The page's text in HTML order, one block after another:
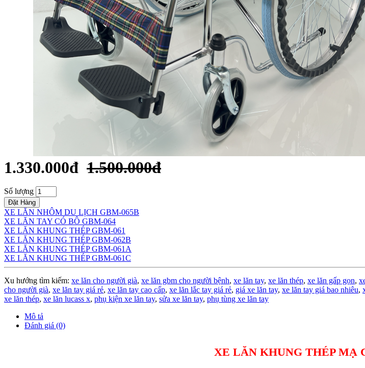
1.330.000đ 1.500.000đ
Số lượng
Đặt Hàng
XE LĂN NHÔM DU LỊCH GBM-065B
XE LĂN TAY CÓ BÔ GBM-064
XE LĂN KHUNG THÉP GBM-061
XE LĂN KHUNG THÉP GBM-062B
XE LĂN KHUNG THÉP GBM-061A
XE LĂN KHUNG THÉP GBM-061C
Xu hướng tìm kiếm: xe lăn cho người già, xe lăn gbm cho người bệnh, xe lăn tay, xe lăn thép, xe lăn gấp gọn,
cho người già, xe lăn tay giá rẻ, xe lăn tay cao cấp, xe lăn lắc tay giá rẻ, giá xe lăn tay, xe lăn tay giá bao nhiêu,
xe lăn thép, xe lăn lucass x, phụ kiện xe lăn tay, sửa xe lăn tay, phụ tùng xe lăn tay
Mô tả
Đánh giá (0)
XE LĂN KHUNG THÉP MẠ